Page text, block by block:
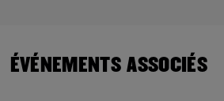
ÉVÉNEMENTS ASSOCIÉS